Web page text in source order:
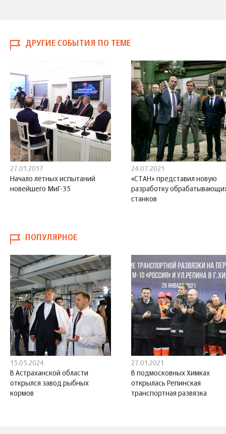
ДРУГИЕ СОБЫТИЯ ПО ТЕМЕ
27.01.2017
Начало летных испытаний
новейшего МиГ-35
24.07.2021
«СТАН» представил новую
разработку
станков
ПОПУЛЯРНОЕ
15.05.2024
В Астраханской области
открылся завод рыбных
кормов
27.01.2021
В подмосковных Химках
открылась Репинская
транспортная развязка